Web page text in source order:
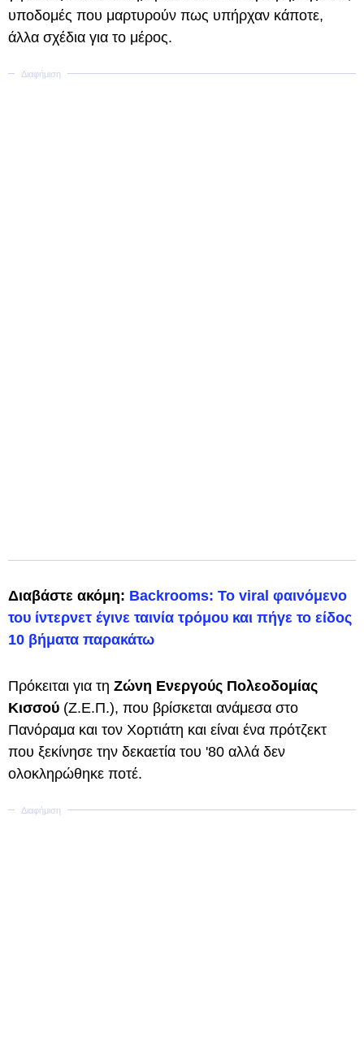
υποδομές που μαρτυρούν πως υπήρχαν κάποτε,
άλλα σχέδια για το μέρος.
Διαβάστε ακόμη: Backrooms: Το viral φαινόμενο
του ίντερνετ έγινε ταινία τρόμου και πήγε το είδος
10 βήματα παρακάτω
Πρόκειται για τη Ζώνη Ενεργούς Πολεοδομίας
Κισσού (Ζ.Ε.Π.), που βρίσκεται ανάμεσα στο
Πανόραμα και τον Χορτιάτη και είναι ένα πρότζεκτ
που ξεκίνησε την δεκαετία του '80 αλλά δεν
ολοκληρώθηκε ποτέ.